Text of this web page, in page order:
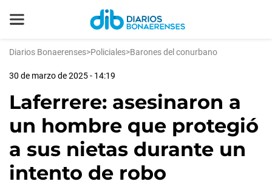
Diarios Bonaerenses>Policiales>Barones del conurbano
30 de marzo de 2025 - 14:19
Laferrere: asesinaron a
un hombre que protegió
a sus nietas durante un
intento de robo